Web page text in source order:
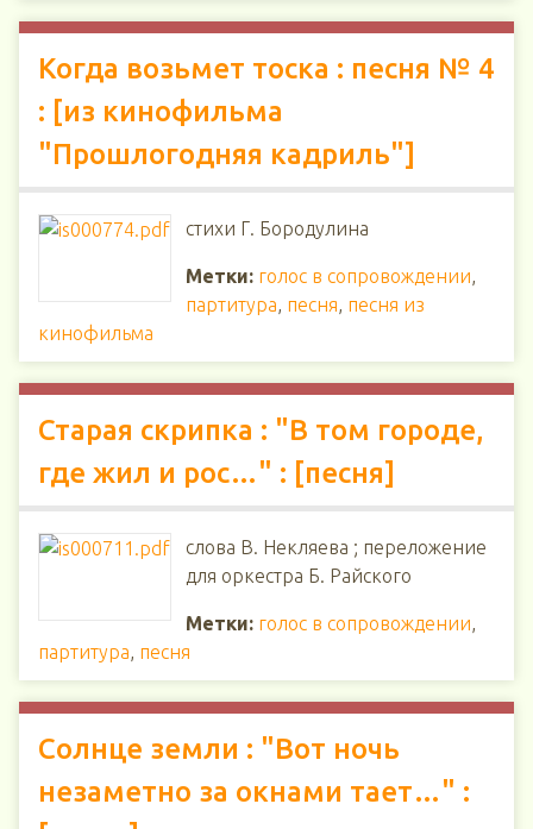
Когда возьмет тоска : песня № 4
: [из кинофильма
"Прошлогодняя кадриль"]
стихи Г. Бородулина
Метки: голос в сопровождении,
партитура, песня, песня из
кинофильма
Старая скрипка : "В том городе,
где жил и рос…" : [песня]
слова В. Некляева ; переложение
для оркестра Б. Райского
Метки: голос в сопровождении,
партитура, песня
Солнце земли : "Вот ночь
незаметно за окнами тает…" :